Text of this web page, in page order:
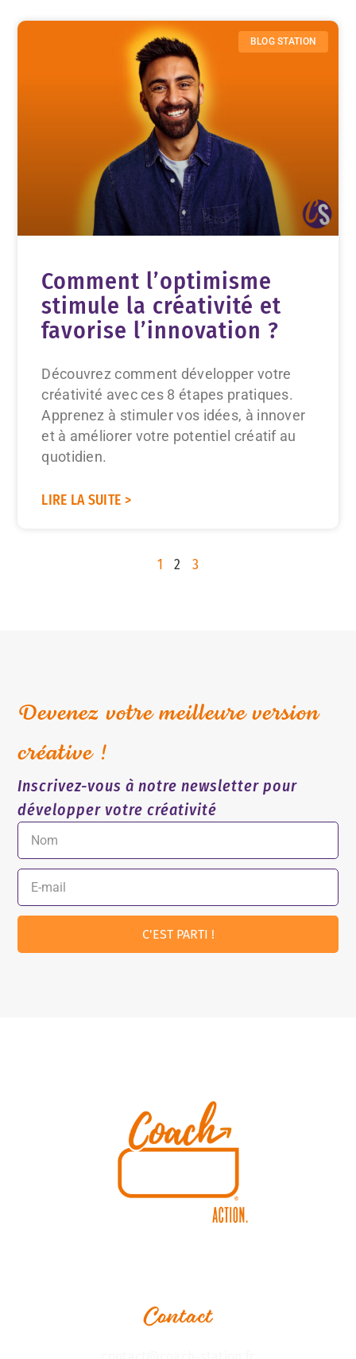
BLOG STATION
Comment l’optimisme
stimule la créativité et
favorise l’innovation ?
Découvrez comment développer votre
créativité avec ces 8 étapes pratiques.
Apprenez à stimuler vos idées, à innover
et à améliorer votre potentiel créatif au
quotidien.
LIRE LA SUITE >
1 2 3
Devenez votre meilleure version
créative !
Inscrivez-vous à notre newsletter pour
développer votre créativité
C'EST PARTI !
Contact